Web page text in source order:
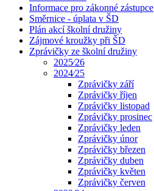
Informace pro zákonné zástupce
Směrnice - úplata v ŠD
Plán akcí školní družiny
Zájmové kroužky při ŠD
Zprávičky ze školní družiny
2025⁄26
2024⁄25
Zprávičky září
Zprávičky říjen
Zprávičky listopad
Zprávičky prosinec
Zprávičky leden
Zprávičky únor
Zprávičky březen
Zprávičky duben
Zprávičky květen
Zprávičky červen